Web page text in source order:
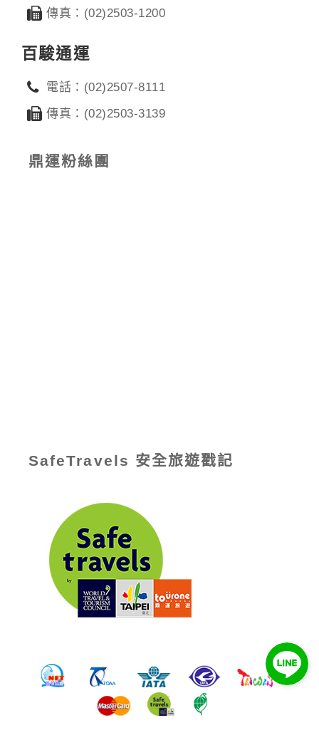
傳真：(02)2503-1200
百駿通運
電話：(02)2507-8111
傳真：(02)2503-3139
鼎運粉絲團
SafeTravels 安全旅遊戳記